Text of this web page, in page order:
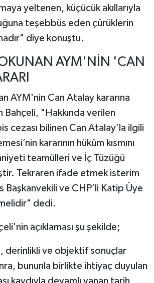
yeltenen, küçücük akıllarıyla
teşebbüs eden çürüklerin
diye konuştu.
AYM'NİN 'CAN
AYM'nin Can Atalay kararına
Bahçeli, "Hakkında verilen
cezası bilinen Can Atalay’la ilgili
kararının hüküm kısmını
teamülleri ve İç Tüzüğü
Tekraren ifade etmek isterim
Başkanvekili ve CHP’li Katip Üye
dedi.
açıklaması şu şekilde;
derinlikli ve objektif sonuçlar
bununla birlikte ihtiyaç duyulan
kaydıyla devamlı yanan tarih